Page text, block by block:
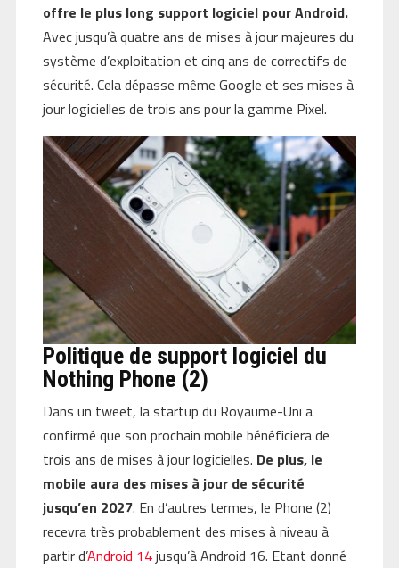
offre le plus long support logiciel pour Android.
Avec jusqu’à quatre ans de mises à jour majeures du
système d’exploitation et cinq ans de correctifs de
sécurité. Cela dépasse même Google et ses mises à
jour logicielles de trois ans pour la gamme Pixel.
Politique de support logiciel du
Nothing Phone (2)
Dans un tweet, la startup du Royaume-Uni a
confirmé que son prochain mobile bénéficiera de
trois ans de mises à jour logicielles. De plus, le
mobile aura des mises à jour de sécurité
jusqu’en 2027. En d’autres termes, le Phone (2)
recevra très probablement des mises à niveau à
partir d’Android 14jusqu’à Android 16. Etant donné